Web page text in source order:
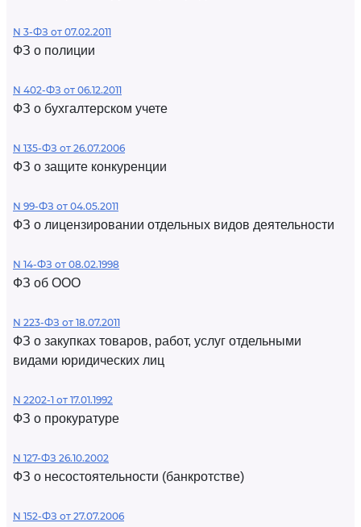
N 3-ФЗ от 07.02.2011
ФЗ о полиции
N 402-ФЗ от 06.12.2011
ФЗ о бухгалтерском учете
N 135-ФЗ от 26.07.2006
ФЗ о защите конкуренции
N 99-ФЗ от 04.05.2011
ФЗ о лицензировании отдельных видов деятельности
N 14-ФЗ от 08.02.1998
ФЗ об ООО
N 223-ФЗ от 18.07.2011
ФЗ о закупках товаров, работ, услуг отдельными
видами юридических лиц
N 2202-1 от 17.01.1992
ФЗ о прокуратуре
N 127-ФЗ 26.10.2002
ФЗ о несостоятельности (банкротстве)
N 152-ФЗ от 27.07.2006